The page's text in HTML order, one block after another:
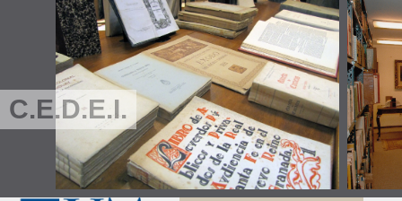
C.E.D.E.I.